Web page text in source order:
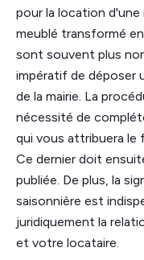
pour la location d'une
meublé transformé
sont souvent plus
impératif de déposer
de la mairie. La
nécessité de
qui vous attribuera le
Ce dernier doit
publiée. De plus, la
saisonnière est
juridiquement la
et votre locataire.